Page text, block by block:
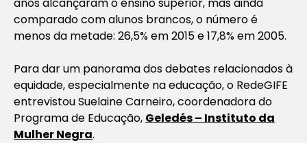
comparado com alunos brancos, o número é
menos da metade: 26,5% em 2015 e 17,8% em 2005.
Para dar um panorama dos debates relacionados à
equidade, especialmente na educação, o RedeGIFE
entrevistou Suelaine Carneiro, coordenadora do
Programa de Educação, Geledés – Instituto da
Mulher Negra.